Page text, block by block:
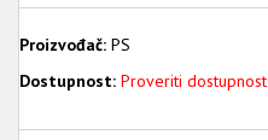
Proizvođač: PS
Dostupnost: Proveriti dostupnost